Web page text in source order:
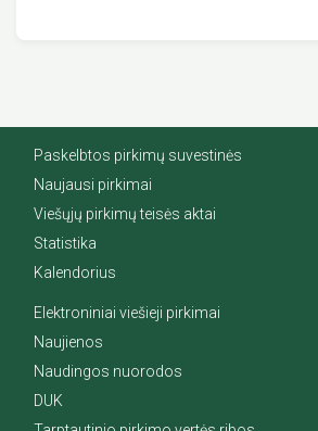
Paskelbtos pirkimų suvestinės
Naujausi pirkimai
Viešųjų pirkimų teisės aktai
Statistika
Kalendorius
Elektroniniai viešieji pirkimai
Naujienos
Naudingos nuorodos
DUK